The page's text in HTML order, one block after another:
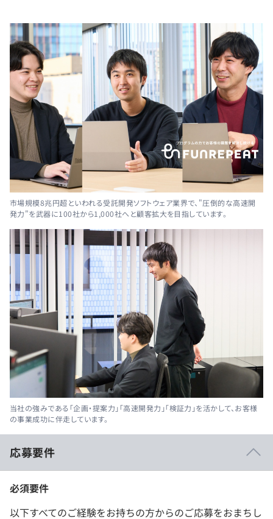
市場規模8兆円超といわれる受託開発ソフトウェア業界で、"圧倒的な高速開
発力"を武器に100社から1,000社へと顧客拡大を目指しています。
当社の強みである「企画・提案力」「高速開発力」「検証力」を活かして、お客様
の事業成功に伴走しています。
応募要件
必須要件
以下すべてのご経験をお持ちの方からのご応募をおまちし